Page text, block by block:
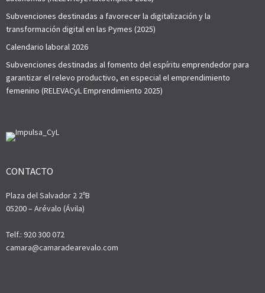
Subvenciones destinadas a favorecer la digitalización y la
transformación digital en las Pymes (2025)
Calendario laboral 2026
Subvenciones destinadas al fomento del espíritu emprendedor para
garantizar el relevo productivo, en especial el emprendimiento
femenino (RELEVACyL Emprendimiento 2025)
CONTACTO
Plaza del Salvador 2 2ºB
05200 – Arévalo (Ávila)
Telf.: 920 300 072
camara@camaradearevalo.com